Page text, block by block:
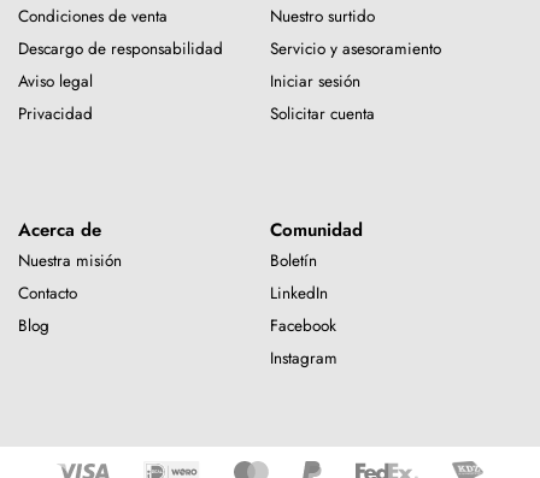
Condiciones de venta
Descargo de responsabilidad
Aviso legal
Privacidad
Nuestro surtido
Servicio y asesoramiento
Iniciar sesión
Solicitar cuenta
Acerca de
Nuestra misión
Contacto
Blog
Comunidad
Boletín
LinkedIn
Facebook
Instagram